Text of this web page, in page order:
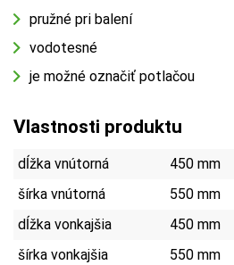
pružné pri balení
vodotesné
je možné označiť potlačou
Vlastnosti produktu
dĺžka vnútorná
450 mm
šírka vnútorná
550 mm
dĺžka vonkajšia
450 mm
šírka vonkajšia
550 mm